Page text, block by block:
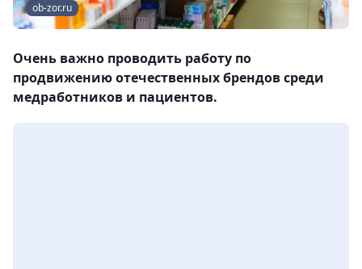
ob-zor.ru
Очень важно проводить работу по
продвижению отечественных брендов среди
медработников и пациентов.